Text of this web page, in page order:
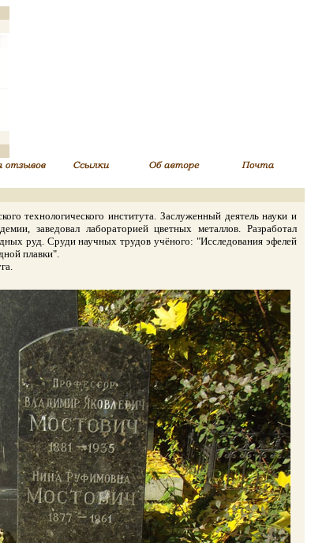
технологического института. Заслуженный деятель науки и
заведовал лабораторией цветных металлов. Разработал
руд. Сруди научных трудов учёного: "Исследования эфелей
плавки".